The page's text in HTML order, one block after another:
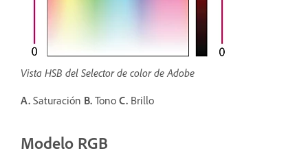
Vista HSB del Selector de color de Adobe
A. Saturación B. Tono C. Brillo
Modelo RGB